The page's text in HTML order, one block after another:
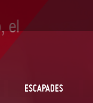
ESCAPADES